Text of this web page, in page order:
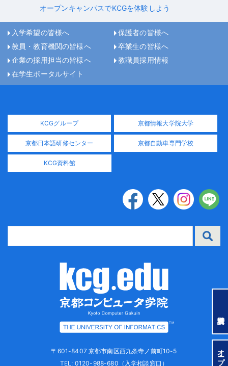
オープンキャンパスでKCGを体験しよう
入学希望の皆様へ
保護者の皆様へ
教員・教育機関の皆様へ
卒業生の皆様へ
企業の採用担当の皆様へ
教職員採用情報
在学生ポータルサイト
KCGグループ 京都情報大学院大学
京都日本語研修センター 京都自動車専門学校
KCG資料館
TM
〒601-8407 京都市南区西九条寺ノ前町10-5
TEL: 0120-988-680 （入学相談窓口）